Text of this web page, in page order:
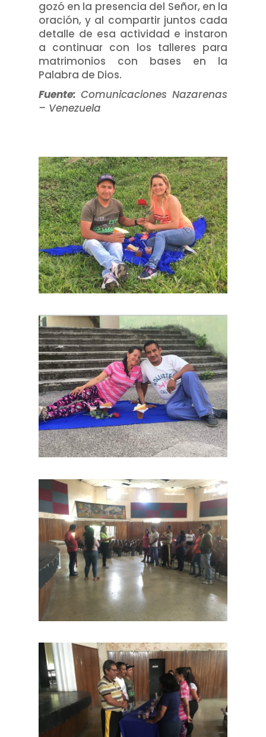
gozó en la presencia del Señor, en la
oración, y al compartir juntos cada
detalle de esa actividad e instaron
a continuar con los talleres para
matrimonios con bases en la
Palabra de Dios.
Fuente: Comunicaciones Nazarenas
– Venezuela